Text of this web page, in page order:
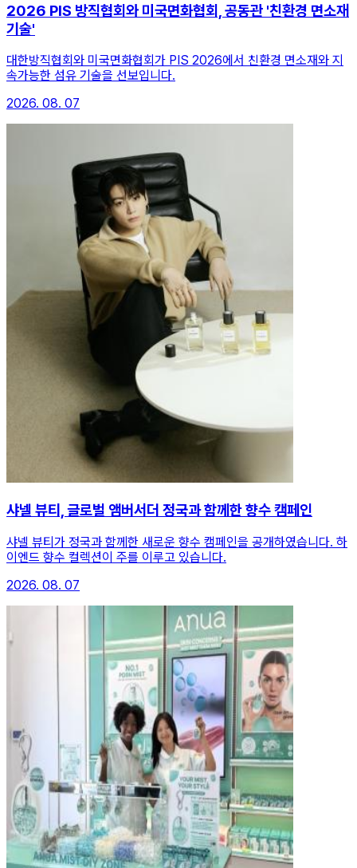
2026 PIS 방직협회와 미국면화협회, 공동관 '친환경 면소재
기술'
대한방직협회와 미국면화협회가 PIS 2026에서 친환경 면소재와 지
속가능한 섬유 기술을 선보입니다.
2026. 08. 07
샤넬 뷰티, 글로벌 앰버서더 정국과 함께한 향수 캠페인
샤넬 뷰티가 정국과 함께한 새로운 향수 캠페인을 공개하였습니다. 하
이엔드 향수 컬렉션이 주를 이루고 있습니다.
2026. 08. 07